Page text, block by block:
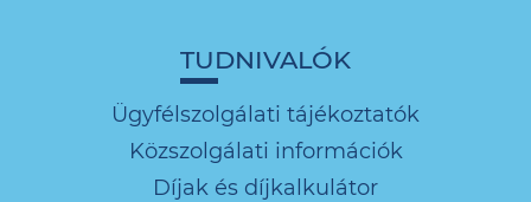
TUDNIVALÓK
Ügyfélszolgálati tájékoztatók
Közszolgálati információk
Díjak és díjkalkulátor